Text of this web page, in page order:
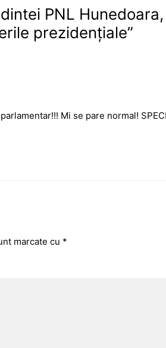
PNL
prezidențiale”
Mi se pare normal!
marcate cu *